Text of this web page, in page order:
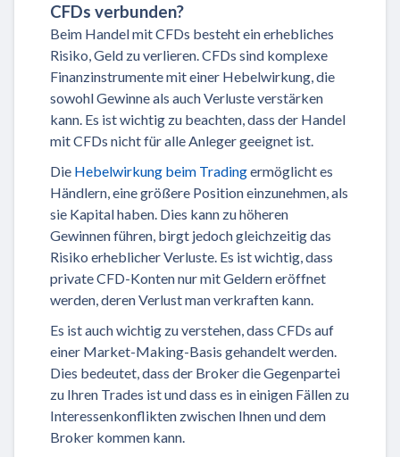
CFDs verbunden?
Beim Handel mit CFDs besteht ein erhebliches
Risiko, Geld zu verlieren. CFDs sind komplexe
Finanzinstrumente mit einer Hebelwirkung, die
sowohl Gewinne als auch Verluste verstärken
kann. Es ist wichtig zu beachten, dass der Handel
mit CFDs nicht für alle Anleger geeignet ist.
Die Hebelwirkung beim Tradingermöglicht es
Händlern, eine größere Position einzunehmen, als
sie Kapital haben. Dies kann zu höheren
Gewinnen führen, birgt jedoch gleichzeitig das
Risiko erheblicher Verluste. Es ist wichtig, dass
private CFD-Konten nur mit Geldern eröffnet
werden, deren Verlust man verkraften kann.
Es ist auch wichtig zu verstehen, dass CFDs auf
einer Market-Making-Basis gehandelt werden.
Dies bedeutet, dass der Broker die Gegenpartei
zu Ihren Trades ist und dass es in einigen Fällen zu
Interessenkonflikten zwischen Ihnen und dem
Broker kommen kann.